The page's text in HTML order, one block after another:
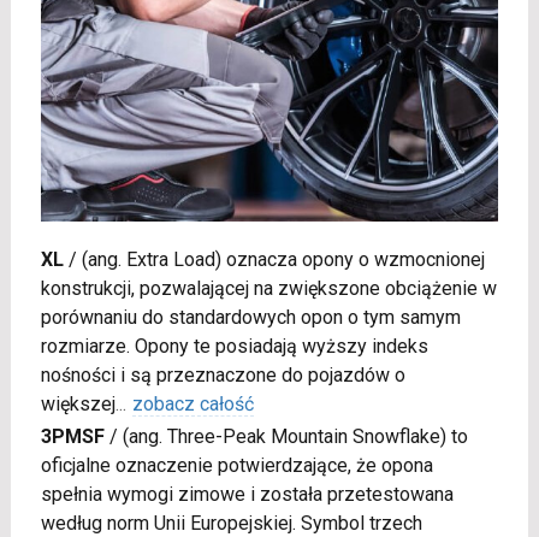
XL/ (ang. Extra Load) oznacza opony o wzmocnionej
konstrukcji, pozwalającej na zwiększone obciążenie w
porównaniu do standardowych opon o tym samym
rozmiarze. Opony te posiadają wyższy indeks
nośności i są przeznaczone do pojazdów o
większej... zobacz całość
3PMSF/ (ang. Three-Peak Mountain Snowflake) to
oficjalne oznaczenie potwierdzające, że opona
spełnia wymogi zimowe i została przetestowana
według norm Unii Europejskiej. Symbol trzech